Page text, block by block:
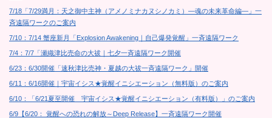
7/18「7/29満月：天之御中主神（アメノミナカヌシノカミ）―魂の未来革命編―」一
斉遠隔ワークのご案内
7/10：7/14 蟹座新月「Explosion Awakening｜自己爆発覚醒」一斉遠隔ワーク
7/4：7/7「瀬織津比売命の大祓｜七夕一斉遠隔ワーク開催
6/23：6/30開催「速秋津比売神・夏越の大祓一斉遠隔ワーク」開催
6/11：6/16開催｜宇宙イシス★覚醒イニシエーション（無料版）のご案内
6/10：「6/21夏至開催 宇宙イシス★覚醒イニシエーション（有料版）」のご案内
6/9【6/20： 覚醒への恐れの解放～Deep Release】一斉遠隔ワーク開催